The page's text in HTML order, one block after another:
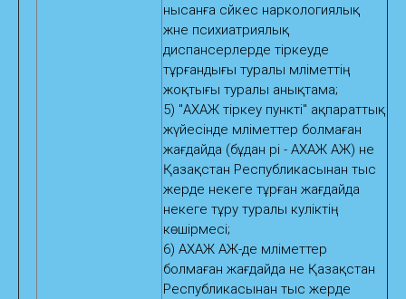
нысанға сәйкес наркологиялық
және психиатриялық
диспансерлерде тіркеуде
тұрғандығы туралы мәліметтің
жоқтығы туралы анықтама;
5) "АХАЖ тіркеу пункті" ақпараттық
жүйесінде мәліметтер болмаған
жағдайда (бұдан әрі - АХАЖ АЖ) не
Қазақстан Республикасынан тыс
жерде некеге тұрған жағдайда
некеге тұру туралы куәліктің
көшірмесі;
6) АХАЖ АЖ-де мәліметтер
болмаған жағдайда не Қазақстан
Республикасынан тыс жерде